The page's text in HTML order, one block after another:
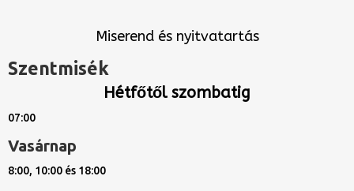
Miserend és nyitvatartás
Szentmisék
Hétfőtől szombatig
07:00
Vasárnap
8:00, 10:00 és 18:00